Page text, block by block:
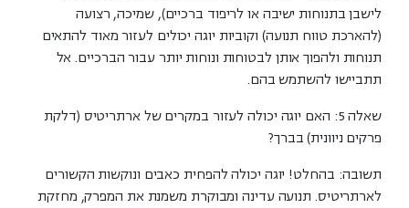
לישבן בתנוחות ישיבה או לריפוד ברכיים), שמיכה, רצועה
(להארכת טווח תנועה) וקוביות יוגה יכולים לעזור מאוד להתאים
תנוחות ולהפוך אותן לבטוחות ונוחות יותר עבור הברכיים. אל
תתביישו להשתמש בהם.
שאלה 5: האם יוגה יכולה לעזור במקרים של ארתריטיס (דלקת
פרקים ניוונית) בברך?
תשובה: בהחלט! יוגה יכולה להפחית כאבים ונוקשות הקשורים
לארתריטיס. תנועה עדינה ומבוקרת משמנת את המפרק, מחזקת